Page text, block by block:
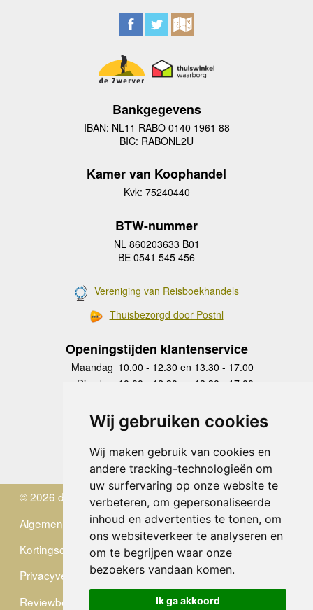
Wij gebruiken cookies
Wij maken gebruik van cookies en
andere tracking-technologieën om
uw surfervaring op onze website te
verbeteren, om gepersonaliseerde
inhoud en advertenties te tonen, om
ons websiteverkeer te analyseren en
om te begrijpen waar onze
bezoekers vandaan komen.
Ik ga akkoord
Bankgegevens
IBAN: NL11 RABO 0140 1961 88
BIC: RABONL2U
Kamer van Koophandel
Kvk: 75240440
BTW-nummer
NL 860203633 B01
BE 0541 545 456
Vereniging van Reisboekhandels
Thuisbezorgd door Postnl
Openingstijden klantenservice
Maandag 10.00 - 12.30 en 13.30 - 17.00
Dinsdag 10.00 - 12.30 en 13.30 - 17.00
Donderdag
10.00 - 12.30 en 13.30 - 17.00
Vrijdag 10.00 - 12.30 en 13.30 - 17.00
Zaterdag
gesloten
Zondag gesloten
© 2026 de Zwerver
Algemene Voorwaarden
Kortingscode
Privacyverklaring
Reviewbeleid